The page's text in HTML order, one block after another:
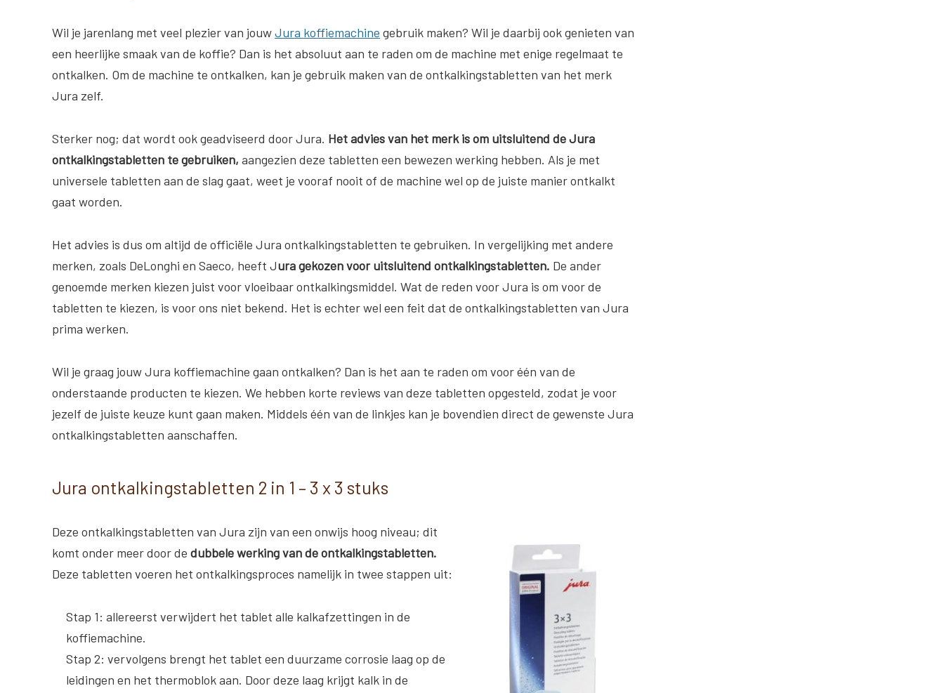
Wil je jarenlang met veel plezier van jouwJura koffiemachine gebruik maken? Wil je daarbij ook genieten van
een heerlijke smaak van de koffie? Dan is het absoluut aan te raden om de machine met enige regelmaat te
ontkalken. Om de machine te ontkalken, kan je gebruik maken van de ontkalkingstabletten van het merk
Jura zelf.
Sterker nog; dat wordt ook geadviseerd door Jura. Het advies van het merk is om uitsluitend de Jura
ontkalkingstabletten te gebruiken, aangezien deze tabletten een bewezen werking hebben. Als je met
universele tabletten aan de slag gaat, weet je vooraf nooit of de machine wel op de juiste manier ontkalkt
gaat worden.
Het advies is dus om altijd de officiële Jura ontkalkingstabletten te gebruiken. In vergelijking met andere
merken, zoals DeLonghi en Saeco, heeft Jura gekozen voor uitsluitend ontkalkingstabletten. De ander
genoemde merken kiezen juist voor vloeibaar ontkalkingsmiddel. Wat de reden voor Jura is om voor de
tabletten te kiezen, is voor ons niet bekend. Het is echter wel een feit dat de ontkalkingstabletten van Jura
prima werken.
Wil je graag jouw Jura koffiemachine gaan ontkalken? Dan is het aan te raden om voor één van de
onderstaande producten te kiezen. We hebben korte reviews van deze tabletten opgesteld, zodat je voor
jezelf de juiste keuze kunt gaan maken. Middels één van de linkjes kan je bovendien direct de gewenste Jura
ontkalkingstabletten aanschaffen.
Jura ontkalkingstabletten 2 in 1 – 3 x 3 stuks
Deze ontkalkingstabletten van Jura zijn van een onwijs hoog niveau; dit
komt onder meer door de dubbele werking van de ontkalkingstabletten.
Deze tabletten voeren het ontkalkingsproces namelijk in twee stappen uit:
Stap 1: allereerst verwijdert het tablet alle kalkafzettingen in de
koffiemachine.
Stap 2: vervolgens brengt het tablet een duurzame corrosie laag op de
leidingen en het thermoblok aan. Door deze laag krijgt kalk in de